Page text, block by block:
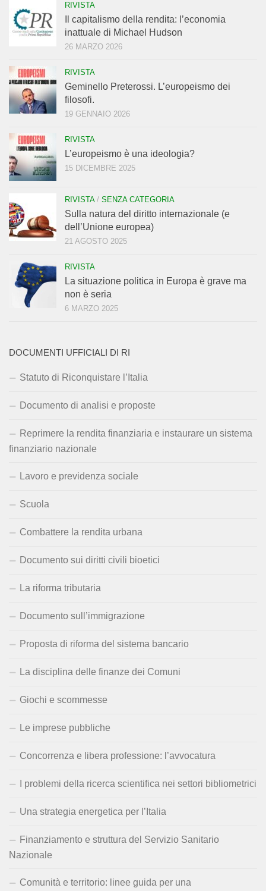
RIVISTA
Il capitalismo della rendita: l’economia
inattuale di Michael Hudson
26 MARZO 2026
RIVISTA
Geminello Preterossi. L’europeismo dei
filosofi.
19 GENNAIO 2026
RIVISTA
L’europeismo è una ideologia?
15 DICEMBRE 2025
RIVISTA/ SENZA CATEGORIA
Sulla natura del diritto internazionale (e
dell’Unione europea)
21 AGOSTO 2025
RIVISTA
La situazione politica in Europa è grave ma
non è seria
6 MARZO 2025
DOCUMENTI UFFICIALI DI RI
Statuto di Riconquistare l’Italia
Documento di analisi e proposte
Reprimere la rendita finanziaria e instaurare un sistema
finanziario nazionale
Lavoro e previdenza sociale
Scuola
Combattere la rendita urbana
Documento sui diritti civili bioetici
La riforma tributaria
Documento sull’immigrazione
Proposta di riforma del sistema bancario
La disciplina delle finanze dei Comuni
Giochi e scommesse
Le imprese pubbliche
Concorrenza e libera professione: l’avvocatura
I problemi della ricerca scientifica nei settori bibliometrici
Una strategia energetica per l’Italia
Finanziamento e struttura del Servizio Sanitario
Nazionale
Comunità e territorio: linee guida per una